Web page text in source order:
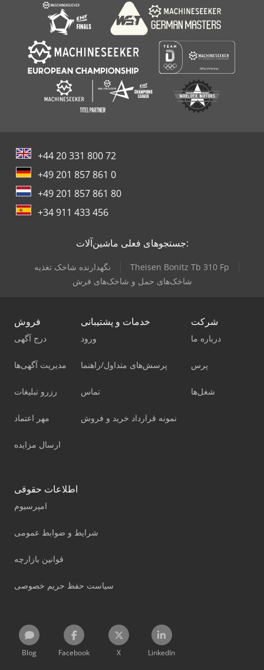
+44 20 331 800 72
+49 201 857 861 0
+49 201 857 861 80
+34 911 433 456
جستجوهای فعلی ماشین‌آلات:
نگهدارنده شاخک تغذیه
Theisen Bonitz Tb 310 Fp
شاخک‌های حمل و شاخک‌های فرش
فروش
درج آگهی
مدیریت آگهی‌ها
رزرو تبلیغات
مهر اعتماد
ارسال مزایده
خدمات و پشتیبانی
ورود
پرسش‌های متداول/راهنما
تماس
نمونه قرارداد خرید و فروش
شرکت
درباره ما
پرس
شغل‌ها
اطلاعات حقوقی
امپرسیوم
شرایط و ضوابط عمومی
قوانین بازارچه
سیاست حفظ حریم خصوصی
Blog Facebook X LinkedIn